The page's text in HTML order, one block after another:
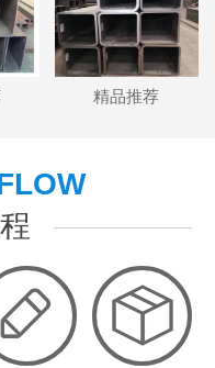
精品推荐